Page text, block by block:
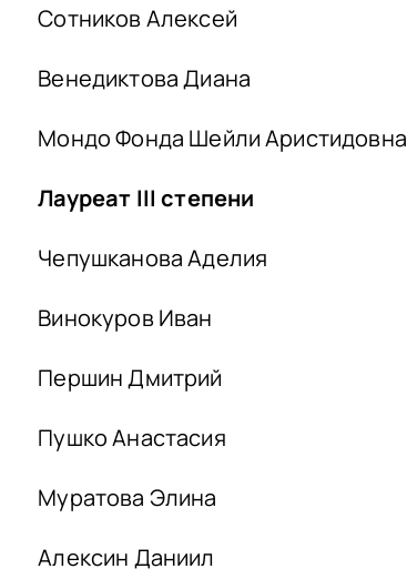
Сотников Алексей
Венедиктова Диана
Мондо Фонда Шейли Аристидовна
Лауреат III степени
Чепушканова Аделия
Винокуров Иван
Першин Дмитрий
Пушко Анастасия
Муратова Элина
Алексин Даниил